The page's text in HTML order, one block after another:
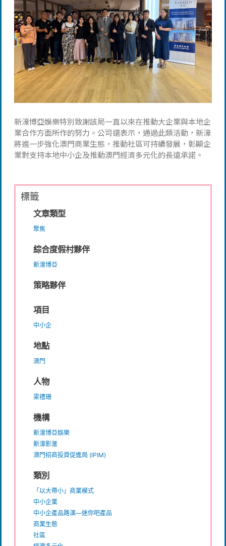
新濠博亞娛樂特別致謝該局一直以來在推動大企業與本地企
業合作方面所作的努力。公司還表示，通過此類活動，新濠
將進一步強化澳門商業生態，推動社區可持續發展，彰顯企
業對支持本地中小企及推動澳門經濟多元化的長遠承諾。
標籤
文章類型
聚焦
綜合度假村夥伴
新濠博亞
策略夥伴
項目
中小企
地點
澳門
人物
梁禮珊
機構
新濠博亞娛樂
新濠影滙
澳門招商投資促進局 (IPIM)
類別
「以大帶小」商業模式
中小企業
中小企產品路演—迷你吧產品
商業生態
社區